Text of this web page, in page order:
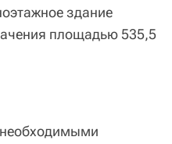
здание
площадью 535,5